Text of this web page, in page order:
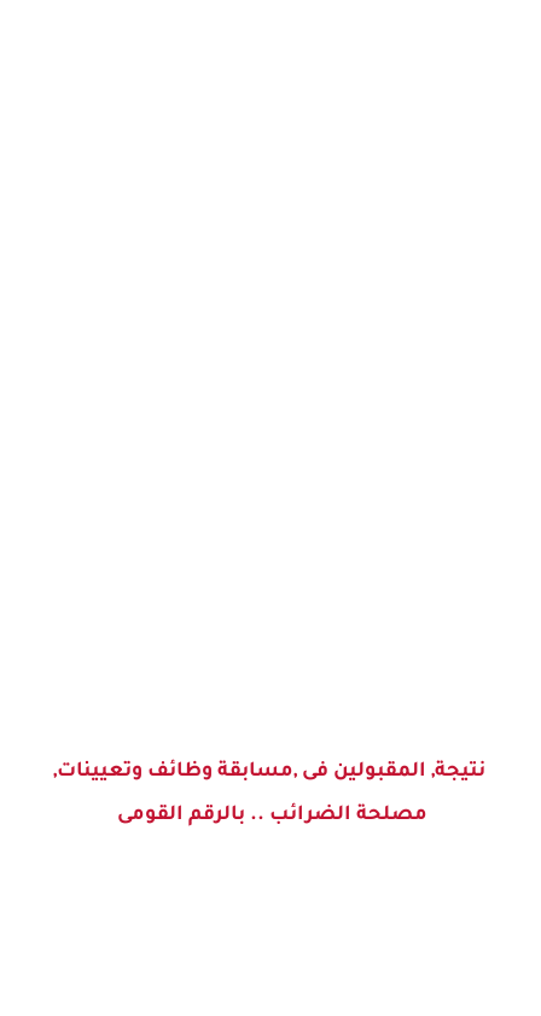
نتيجة, المقبولين فى ,مسابقة وظائف وتعيينات,
مصلحة الضرائب .. بالرقم القومى